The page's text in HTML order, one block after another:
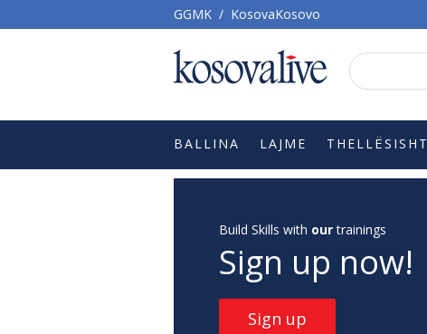
GGMK / KosovaKosovo
BALLINA LAJME THELLËSISHT
Build Skills with ourtrainings
Sign up now!
Sign up